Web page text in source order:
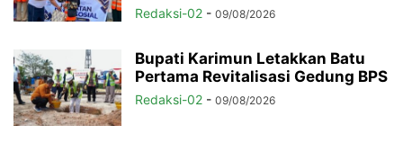
Redaksi-02 - 09/08/2026
Bupati Karimun Letakkan Batu
Pertama Revitalisasi Gedung BPS
Redaksi-02 - 09/08/2026